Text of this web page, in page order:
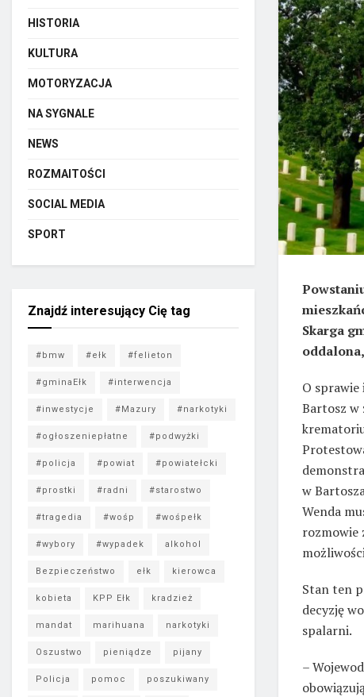
Skarga
O
Bartosz w
w
Wenda
rozmowie
Stan ten
decyzję
spalarni.
–
HISTORIA
KULTURA
MOTORYZACJA
NA SYGNALE
NEWS
ROZMAITOŚCI
SOCIAL MEDIA
SPORT
Znajdź interesujący Cię tag
#bmw #ełk #felieton
#gminaEłk #interwencja
#inwestycje #Mazury #narkotyki
#ogłoszeniepłatne #podwyżki
#policja #powiat #powiatełcki
#prostki #radni #starostwo
#tragedia #wośp #wośpełk
#wybory #wypadek alkohol
Bezpieczeństwo ełk kierowca
kobieta KPP Ełk kradzież
mandat marihuana narkotyki
Oszustwo pieniądze pijany
Policja pomoc poszukiwany